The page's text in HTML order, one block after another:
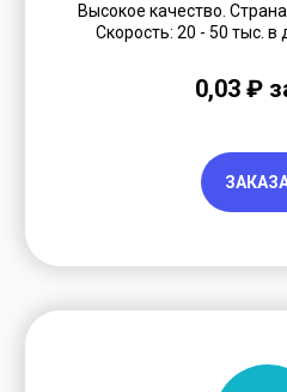
Высокое качество.
Скорость: 20 - 50 тыс. в
0,03 ₽